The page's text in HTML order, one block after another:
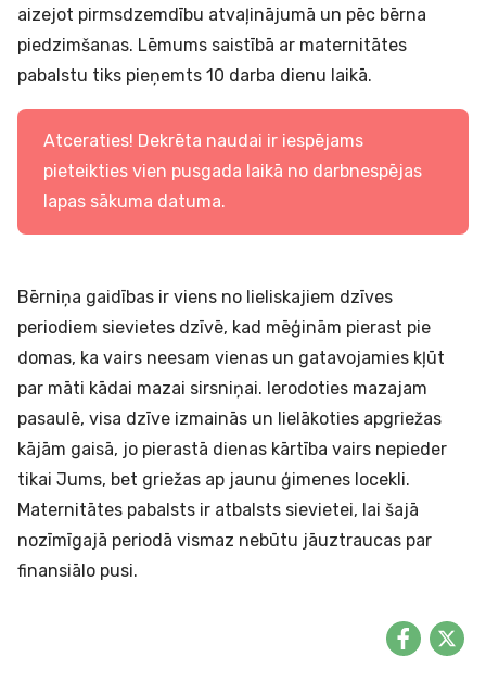
aizejot pirmsdzemdību atvaļinājumā un pēc bērna
piedzimšanas. Lēmums saistībā ar maternitātes
pabalstu tiks pieņemts 10 darba dienu laikā.
Atceraties! Dekrēta naudai ir iespējams
pieteikties vien pusgada laikā no darbnespējas
lapas sākuma datuma.
Bērniņa gaidības ir viens no lieliskajiem dzīves
periodiem sievietes dzīvē, kad mēģinām pierast pie
domas, ka vairs neesam vienas un gatavojamies kļūt
par māti kādai mazai sirsniņai. Ierodoties mazajam
pasaulē, visa dzīve izmainās un lielākoties apgriežas
kājām gaisā, jo pierastā dienas kārtība vairs nepieder
tikai Jums, bet griežas ap jaunu ģimenes locekli.
Maternitātes pabalsts ir atbalsts sievietei, lai šajā
nozīmīgajā periodā vismaz nebūtu jāuztraucas par
finansiālo pusi.